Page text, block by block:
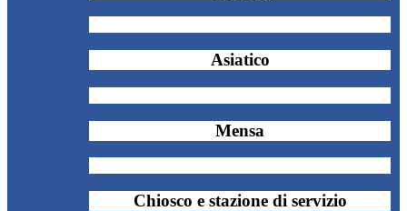
Asiatico
Mensa
Chiosco e stazione di servizio